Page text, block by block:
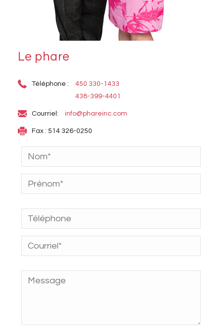
Le phare
Téléphone :
450 330-1433
438-399-4401
Courriel: info@phareinc.com
Fax : 514 326-0250